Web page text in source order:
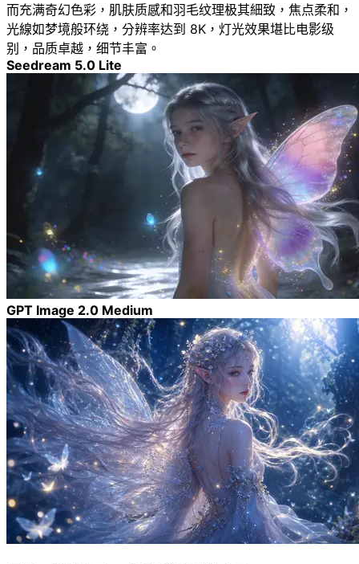
而充满奇幻色彩，肌肤质感和羽毛纹理极其細致，焦点柔和，
光線如梦境般环绕，分辨率达到 8K，灯光效果堪比电影级
别，品质卓越，细节丰富。
Seedream 5.0 Lite
GPT Image 2.0 Medium